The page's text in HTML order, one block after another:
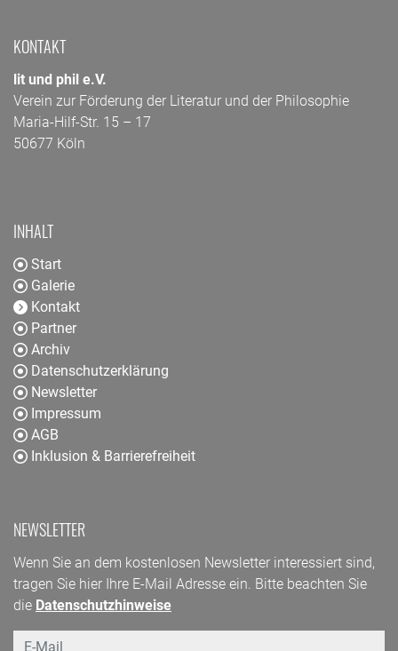
KONTAKT
lit und phil e.V.
Verein zur Förderung der Literatur und der Philosophie
Maria-Hilf-Str. 15 – 17
50677 Köln
INHALT
Start
Galerie
Kontakt
Partner
Archiv
Datenschutzerklärung
Newsletter
Impressum
AGB
Inklusion & Barrierefreiheit
NEWSLETTER
Wenn Sie an dem kostenlosen Newsletter interessiert sind,
tragen Sie hier Ihre E-Mail Adresse ein. Bitte beachten Sie
die Datenschutzhinweise
Email